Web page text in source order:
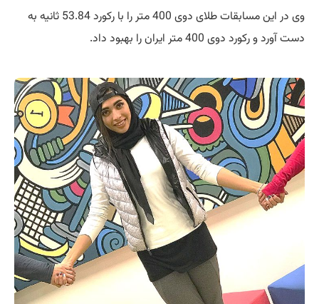
وی در این مسابقات طلای دوی 400 متر را با رکورد 53.84 ثانیه به
دست آورد و رکورد دوی 400 متر ایران را بهبود داد.